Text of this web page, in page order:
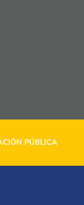
PÚBLICA